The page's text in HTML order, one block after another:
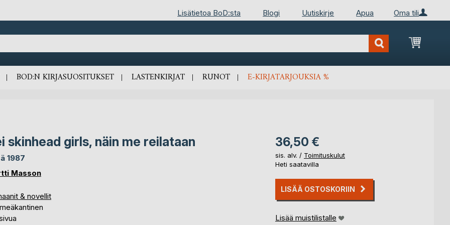
Oma tili
Lisätietoa BoD:sta Blogi Uutiskirje Apua
BOD:N KIRJASUOSITUKSET LASTENKIRJAT RUNOT E-KIRJATARJOUKSIA %
skinhead girls, näin me reilataan
1987
Masson
& novellit
36,50 €
sis. alv. / Toimituskulut
Heti saatavilla
LISÄÄ OSTOSKORIIN
Lisää muistilistalle